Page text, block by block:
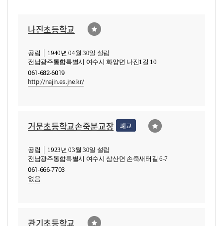
나진초등학교
공립 │ 1940년 04월 30일 설립
전남광주통합특별시 여수시 화양면 나진1길 10
061-682-6019
http://najin.es.jne.kr/
거문초등학교손죽분교장 폐교
공립 │ 1923년 03월 30일 설립
전남광주통합특별시 여수시 삼산면 손죽새터길 6-7
061-666-7703
없음
관기초등학교